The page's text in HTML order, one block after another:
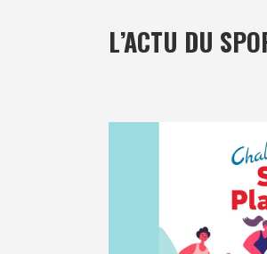
L’ACTU DU